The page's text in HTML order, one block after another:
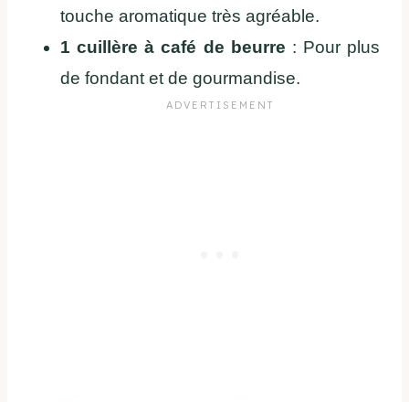
touche aromatique très agréable.
1 cuillère à café de beurre : Pour plus
de fondant et de gourmandise.